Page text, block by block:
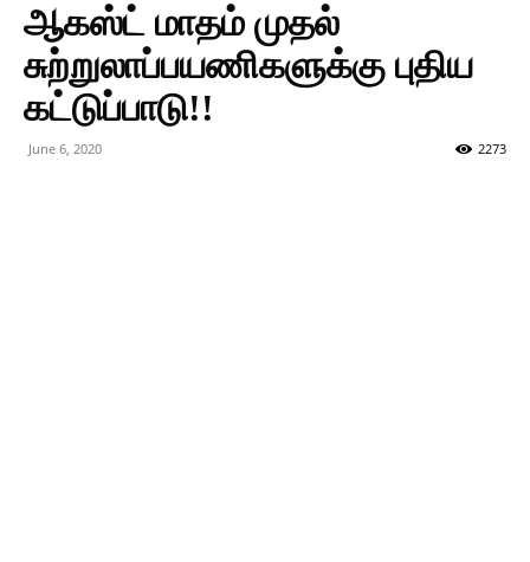
ஆகஸ்ட் மாதம் முதல்
சுற்றுலாப்பயணிகளுக்கு புதிய
கட்டுப்பாடு!!
June 6, 2020 2273